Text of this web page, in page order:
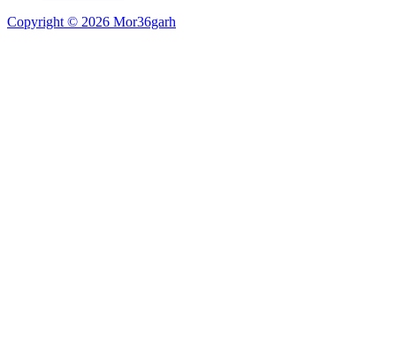
Copyright © 2026 Mor36garh